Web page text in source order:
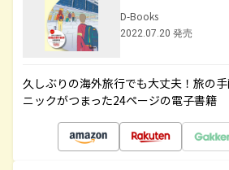
D-Books
2022.07.20 発売
久しぶりの海外旅行でも大丈夫！旅の
ニックがつまった24ページの電子書籍